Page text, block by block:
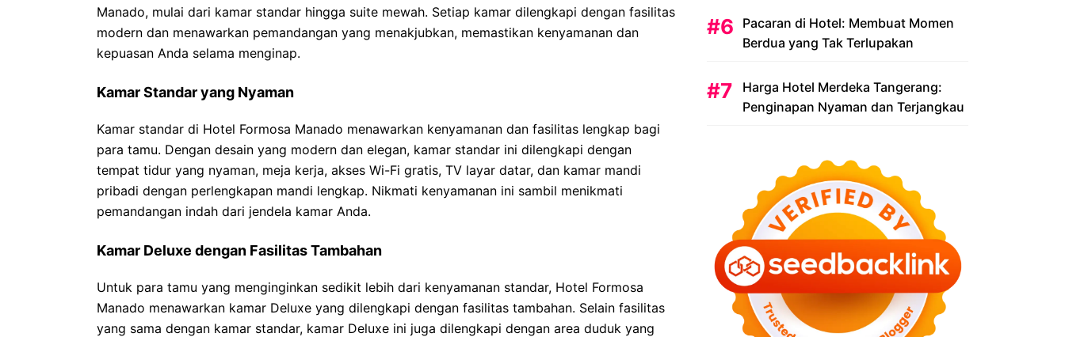
Manado, mulai dari kamar standar hingga suite mewah. Setiap kamar dilengkapi dengan fasilitas
modern dan menawarkan pemandangan yang menakjubkan, memastikan kenyamanan dan
kepuasan Anda selama menginap.
Kamar Standar yang Nyaman
Kamar standar di Hotel Formosa Manado menawarkan kenyamanan dan fasilitas lengkap bagi
para tamu. Dengan desain yang modern dan elegan, kamar standar ini dilengkapi dengan
tempat tidur yang nyaman, meja kerja, akses Wi-Fi gratis, TV layar datar, dan kamar mandi
pribadi dengan perlengkapan mandi lengkap. Nikmati kenyamanan ini sambil menikmati
pemandangan indah dari jendela kamar Anda.
Kamar Deluxe dengan Fasilitas Tambahan
Untuk para tamu yang menginginkan sedikit lebih dari kenyamanan standar, Hotel Formosa
Manado menawarkan kamar Deluxe yang dilengkapi dengan fasilitas tambahan. Selain fasilitas
yang sama dengan kamar standar, kamar Deluxe ini juga dilengkapi dengan area duduk yang
Pacaran di Hotel: Membuat Momen
Berdua yang Tak Terlupakan
Harga Hotel Merdeka Tangerang:
Penginapan Nyaman dan Terjangkau